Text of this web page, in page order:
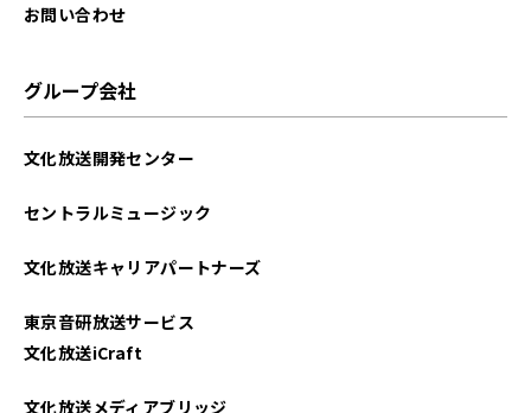
2024年12月
2024年02月
お問い合わせ
グループ会社
文化放送開発センター
セントラルミュージック
文化放送キャリアパートナーズ
東京音研放送サービス
文化放送iCraft
文化放送メディアブリッジ